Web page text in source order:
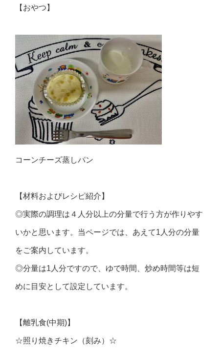
【おやつ】
コーンチーズ蒸しパン
【材料およびレシピ紹介】
◎実際の調理は４人分以上の分量で行う方が作りやす
いかと思います。当ページでは、あえて1人分の分量
をご案内しています。
◎分量は1人分ですので、ゆで時間、炒め時間等は短
めに目安として設定しています。
【離乳食(中期)】
☆照り焼きチキン（刻み）☆